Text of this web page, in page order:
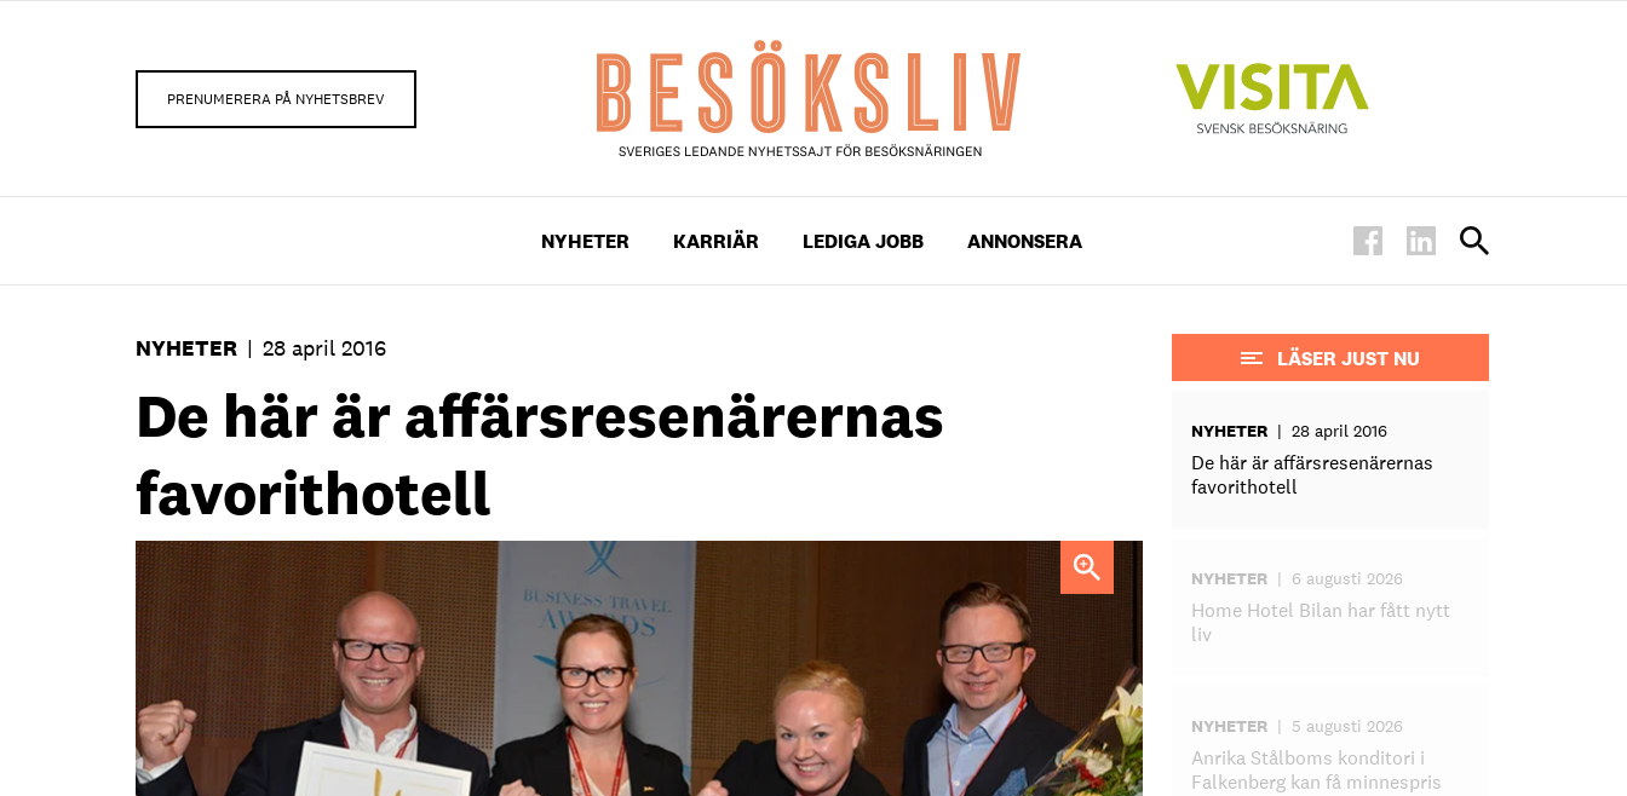
PRENUMERERA PÅ NYHETSBREV
NYHETER KARRIÄR LEDIGA JOBB ANNONSERA
NYHETER | 28 april 2016
De här är affärsresenärernas
favorithotell
LÄSER JUST NU
NYHETER | 28 april 2016
De här är affärsresenärernas
favorithotell
NYHETER | 6 augusti 2026
Home Hotel Bilan har fått nytt
liv
NYHETER | 5 augusti 2026
Anrika Stålboms konditori i
Falkenberg kan få minnespris